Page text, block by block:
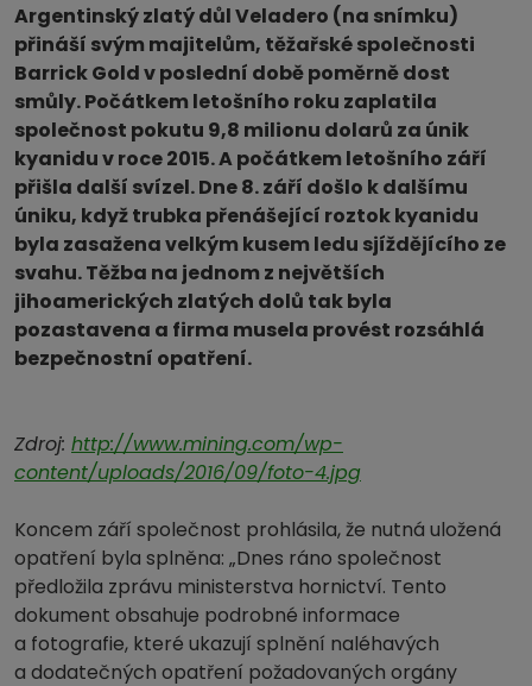
Argentinský zlatý důl Veladero (na snímku)
přináší svým majitelům, těžařské společnosti
Barrick Gold v poslední době poměrně dost
smůly. Počátkem letošního roku zaplatila
společnost pokutu 9,8 milionu dolarů za únik
kyanidu v roce 2015. A počátkem letošního září
přišla další svízel. Dne 8. září došlo k dalšímu
úniku, když trubka přenášející roztok kyanidu
byla zasažena velkým kusem ledu sjíždějícího ze
svahu. Těžba na jednom z největších
jihoamerických zlatých dolů tak byla
pozastavena a firma musela provést rozsáhlá
bezpečnostní opatření.
Zdroj: http://www.mining.com/wp-
content/uploads/2016/09/foto-4.jpg
Koncem září společnost prohlásila, že nutná uložená
opatření byla splněna: „Dnes ráno společnost
předložila zprávu ministerstva hornictví. Tento
dokument obsahuje podrobné informace
a fotografie, které ukazují splnění naléhavých
a dodatečných opatření požadovaných orgány